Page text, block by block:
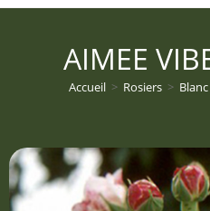
AIMEE
Accueil > Rosiers > Blanc